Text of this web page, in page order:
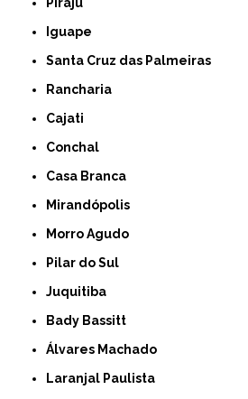
Piraju
Iguape
Santa Cruz das Palmeiras
Rancharia
Cajati
Conchal
Casa Branca
Mirandópolis
Morro Agudo
Pilar do Sul
Juquitiba
Bady Bassitt
Álvares Machado
Laranjal Paulista